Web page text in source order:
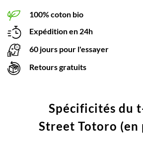
100% coton bio
Expédition en 24h
60 jours pour l'essayer
Retours gratuits
Spécificités du
Street Totoro (en